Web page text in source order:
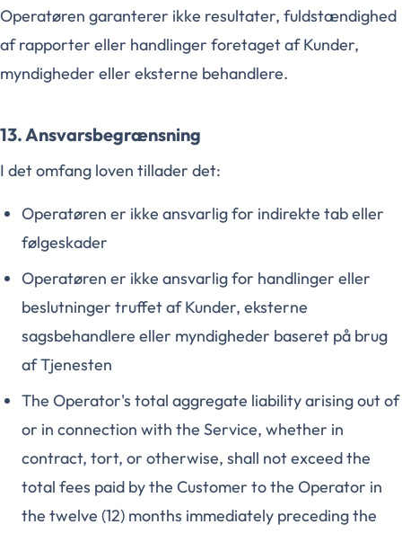
Operatøren garanterer ikke resultater, fuldstændighed
af rapporter eller handlinger foretaget af Kunder,
myndigheder eller eksterne behandlere.
13. Ansvarsbegrænsning
I det omfang loven tillader det:
Operatøren er ikke ansvarlig for indirekte tab eller
følgeskader
Operatøren er ikke ansvarlig for handlinger eller
beslutninger truffet af Kunder, eksterne
sagsbehandlere eller myndigheder baseret på brug
af Tjenesten
The Operator's total aggregate liability arising out of
or in connection with the Service, whether in
contract, tort, or otherwise, shall not exceed the
total fees paid by the Customer to the Operator in
the twelve (12) months immediately preceding the